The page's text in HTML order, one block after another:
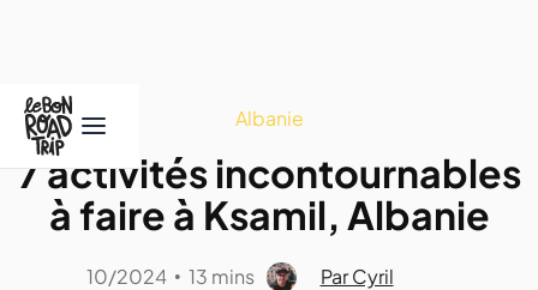
Albanie
7 activités incontournables
à faire à Ksamil, Albanie
10/2024 • 13 mins Par Cyril